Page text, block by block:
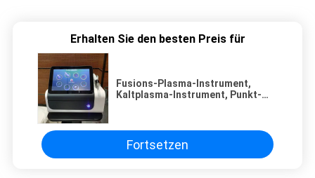
Erhalten Sie den besten Preis für
Fusions-Plasma-Instrument,
Kaltplasma-Instrument, Punkt-
Hautverspannung, Fokussierung,
Narbenreparatur und Fleck-
Aufhellen Schönheitssalon.
Fortsetzen